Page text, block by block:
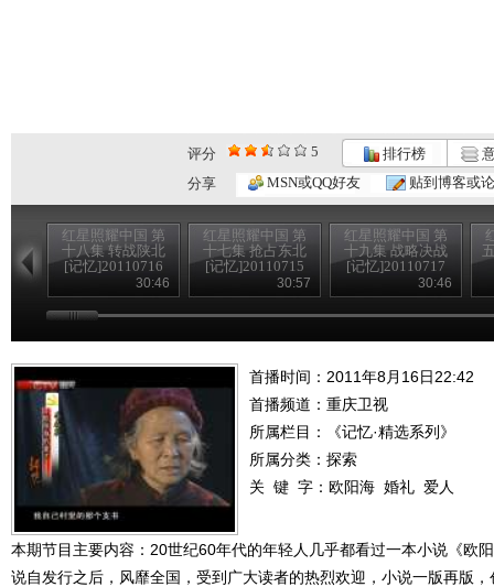
评分 5 排行榜
分享
MSN或QQ好友 贴到博客或
红星照耀中国 第
十八集 转战陕北
[记忆]20110716
30:46
红星照耀中国 第
十七集 抢占东北
[记忆]20110715
30:57
红星照耀中国 第
十九集 战略决战
[记忆]20110717
30:46
首播时间：2011年8月16日22:42
首播频道： 重庆卫视
所属栏目：
《记忆·精选系列》
所属分类：探索
关 键 字： 欧阳海 婚礼 爱人
本期节目主要内容：20世纪60年代的年轻人几乎都看过一本小说《欧
说自发行之后，风靡全国，受到广大读者的热烈欢迎，小说一版再版